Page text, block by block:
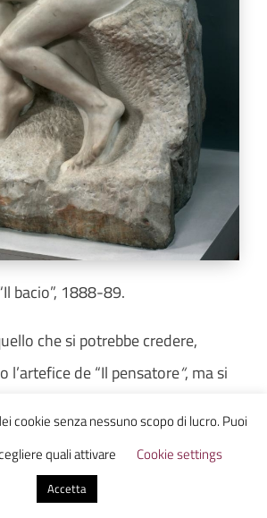
bacio”, 1888-89.
che si potrebbe credere,
l’artefice de “Il pensatore“, ma si
di un momento
gli appassionati di Dante e della
la storia di Francesca e Paolo,
cookie senza nessuno scopo di lucro. Puoi
quali attivare
Cookie settings
Accetta